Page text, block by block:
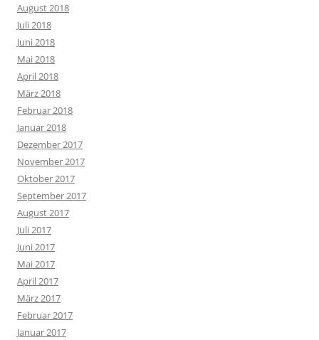
August 2018
Juli 2018
Juni 2018
Mai 2018
April 2018
März 2018
Februar 2018
Januar 2018
Dezember 2017
November 2017
Oktober 2017
September 2017
August 2017
Juli 2017
Juni 2017
Mai 2017
April 2017
März 2017
Februar 2017
Januar 2017